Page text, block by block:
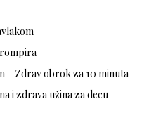
– Zdrav obrok za 10 minuta
i zdrava užina za decu